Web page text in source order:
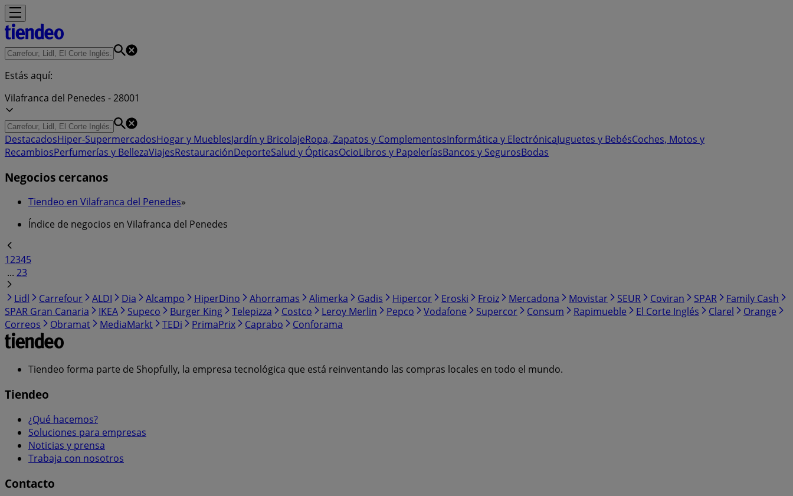
Estás aquí:
Vilafranca del Penedes - 28001
DestacadosHiper-SupermercadosHogar y MueblesJardín y BricolajeRopa, Zapatos y ComplementosInformática y ElectrónicaJuguetes y BebésCoches, Motos y
RecambiosPerfumerías y BellezaViajesRestauraciónDeporteSalud y ÓpticasOcioLibros y PapeleríasBancos y SegurosBodas
Negocios cercanos
Tiendeo en Vilafranca del Penedes»
Índice de negocios en Vilafranca del Penedes
12345
... 23
Lidl
Carrefour ALDI Dia Alcampo HiperDino Ahorramas Alimerka Gadis Hipercor Eroski Froiz Mercadona Movistar SEUR Coviran SPAR
Family Cash
SPAR Gran Canaria
IKEA Supeco Burger King Telepizza Costco Leroy Merlin Pepco Vodafone Supercor Consum Rapimueble El Corte Inglés Clarel
Orange
Correos
Obramat MediaMarkt TEDi PrimaPrix Caprabo Conforama
Tiendeo forma parte de Shopfully, la empresa tecnológica que está reinventando las compras locales en todo el mundo.
Tiendeo
¿Qué hacemos?
Soluciones para empresas
Noticias y prensa
Trabaja con nosotros
Contacto